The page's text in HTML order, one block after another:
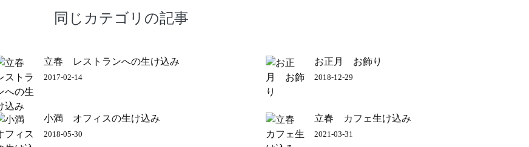
同じカテゴリの記事
立春 レストランへの生け込み
2017-02-14
お正月 お飾り
2018-12-29
小満 オフィスの生け込み
2018-05-30
立春 カフェ生け込み
2021-03-31